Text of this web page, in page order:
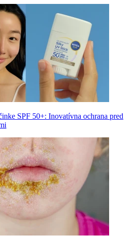
SPF 50+: Inovatívna ochrana pred